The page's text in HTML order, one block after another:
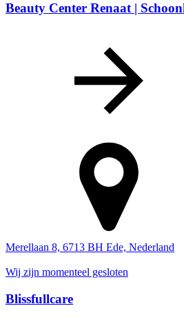
Beauty Center Renaat |
Merellaan 8, 6713 BH Ede, Nederland
Wij zijn momenteel gesloten
Blissfullcare